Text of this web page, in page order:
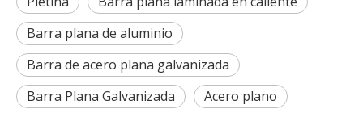
Barra plana de aluminio
Barra de acero plana galvanizada
Barra Plana Galvanizada
Acero plano